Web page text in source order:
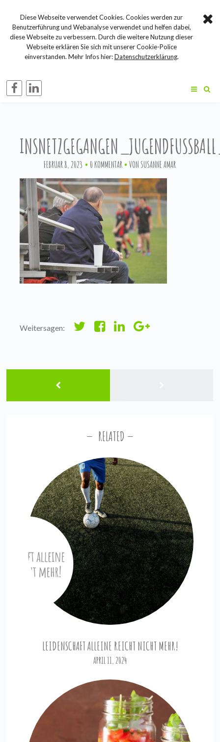
FEBRUAR 8, 2023 0 KOMMENTAR VON SUSANNE AMAR
Weitersagen:
RELATED
LEIDENSCHAFT ALLEINE REICHT NICHT MEHR!
APRIL 11, 2024
Diese Webseite verwendet Cookies. Cookies werden zur
Benutzerführung und Webanalyse verwendet und helfen dabei,
diese Webseite zu verbessern. Durch die weitere Nutzung dieser
Webseite erklären Sie sich mit unserer Cookie-Police
einverstanden. Mehr Infos hier:Datenschutzerklärung.